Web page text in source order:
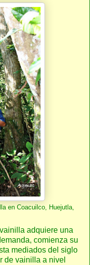
en Coacuilco, Huejutla,
adquiere una
comienza su
mediados del siglo
de vainilla a nivel